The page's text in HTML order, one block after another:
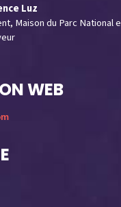
Luz
Maison du Parc National
WEB